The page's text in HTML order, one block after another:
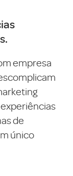
empresa
de
único